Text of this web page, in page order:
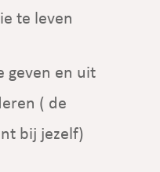
te leven
geven en uit
( de
bij jezelf)